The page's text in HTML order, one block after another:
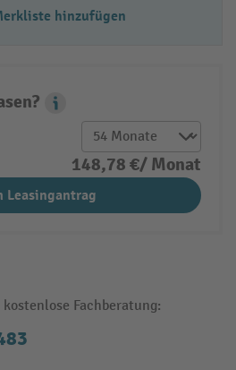
hinzufügen
Fachberatung:
Leasing Popover
148,78 €/ Monat
Leasingantrag